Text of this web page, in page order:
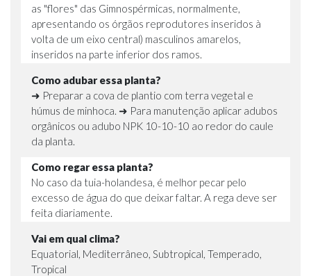
as "flores" das Gimnospérmicas, normalmente,
apresentando os órgãos reprodutores inseridos à
volta de um eixo central) masculinos amarelos,
inseridos na parte inferior dos ramos.
Como adubar essa planta?
➜ Preparar a cova de plantio com terra vegetal e
húmus de minhoca. ➜ Para manutenção aplicar adubos
orgânicos ou adubo NPK 10-10-10 ao redor do caule
da planta.
Como regar essa planta?
No caso da tuia-holandesa, é melhor pecar pelo
excesso de água do que deixar faltar. A rega deve ser
feita diariamente.
Vai em qual clima?
Equatorial, Mediterrâneo, Subtropical, Temperado,
Tropical